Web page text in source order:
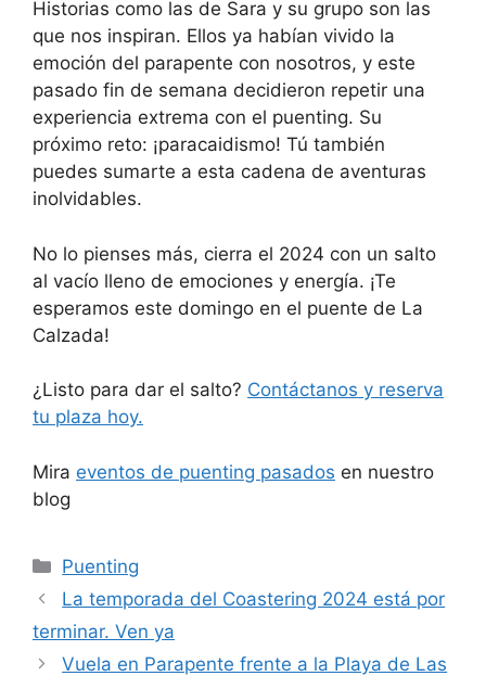
Historias como las de Sara y su grupo son las
que nos inspiran. Ellos ya habían vivido la
emoción del parapente con nosotros, y este
pasado fin de semana decidieron repetir una
experiencia extrema con el puenting. Su
próximo reto: ¡paracaidismo! Tú también
puedes sumarte a esta cadena de aventuras
inolvidables.
No lo pienses más, cierra el 2024 con un salto
al vacío lleno de emociones y energía. ¡Te
esperamos este domingo en el puente de La
Calzada!
¿Listo para dar el salto? Contáctanos y reserva
tu plaza hoy.
Mira eventos de puenting pasados en nuestro
blog
Categorías
Puenting
La temporada del Coastering 2024 está por
terminar. Ven ya
Vuela en Parapente frente a la Playa de Las